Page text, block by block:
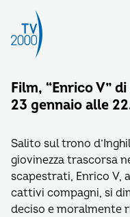
Film, “Enrico V”
23 gennaio alle
Salito sul trono
giovinezza trascorsa
scapestrati, Enrico V,
cattivi compagni, si
deciso e moralmente